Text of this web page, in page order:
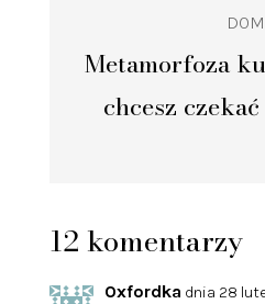
Metamorfoza
chcesz
DOM
12 komentarzy
Oxfordka dnia 28